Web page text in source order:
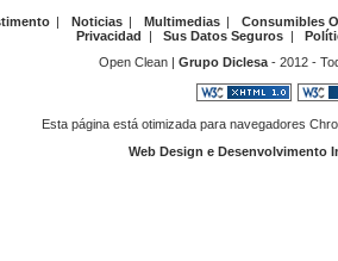
| Noticias | Multimedias | Consumibles
Privacidad
| Sus Datos Seguros |
Open Clean | Grupo Diclesa - 2012 -
Esta página está otimizada para navegadores
Web Design e Desenvolvimento